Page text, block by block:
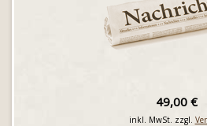
49,00 €
inkl. MwSt. zzgl.